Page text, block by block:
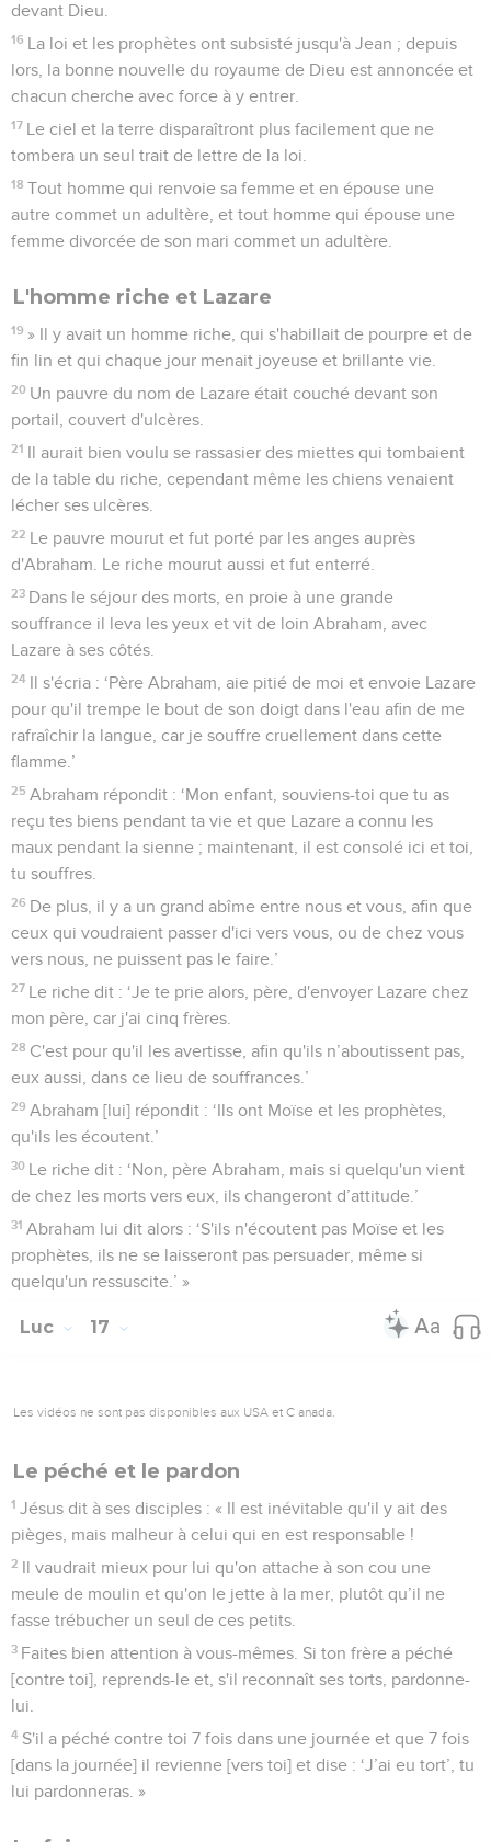
devant Dieu.
16 La loi et les prophètes ont subsisté jusqu'à Jean ; depuis
lors, la bonne nouvelle du royaume de Dieu est annoncée et
chacun cherche avec force à y entrer.
17 Le ciel et la terre disparaîtront plus facilement que ne
tombera un seul trait de lettre de la loi.
18 Tout homme qui renvoie sa femme et en épouse une
autre commet un adultère, et tout homme qui épouse une
femme divorcée de son mari commet un adultère.
L'homme riche et Lazare
19 » Il y avait un homme riche, qui s'habillait de pourpre et de
fin lin et qui chaque jour menait joyeuse et brillante vie.
20 Un pauvre du nom de Lazare était couché devant son
portail, couvert d'ulcères.
21 Il aurait bien voulu se rassasier des miettes qui tombaient
de la table du riche, cependant même les chiens venaient
lécher ses ulcères.
22 Le pauvre mourut et fut porté par les anges auprès
d'Abraham. Le riche mourut aussi et fut enterré.
23 Dans le séjour des morts, en proie à une grande
souffrance il leva les yeux et vit de loin Abraham, avec
Lazare à ses côtés.
24 Il s'écria : ‘Père Abraham, aie pitié de moi et envoie Lazare
pour qu'il trempe le bout de son doigt dans l'eau afin de me
rafraîchir la langue, car je souffre cruellement dans cette
flamme.’
25 Abraham répondit : ‘Mon enfant, souviens-toi que tu as
reçu tes biens pendant ta vie et que Lazare a connu les
maux pendant la sienne ; maintenant, il est consolé ici et toi,
tu souffres.
26 De plus, il y a un grand abîme entre nous et vous, afin que
ceux qui voudraient passer d'ici vers vous, ou de chez vous
vers nous, ne puissent pas le faire.’
27 Le riche dit : ‘Je te prie alors, père, d'envoyer Lazare chez
mon père, car j'ai cinq frères.
28 C'est pour qu'il les avertisse, afin qu'ils n’aboutissent pas,
eux aussi, dans ce lieu de souffrances.’
29 Abraham [lui] répondit : ‘Ils ont Moïse et les prophètes,
qu'ils les écoutent.’
30 Le riche dit : ‘Non, père Abraham, mais si quelqu'un vient
de chez les morts vers eux, ils changeront d’attitude.’
31 Abraham lui dit alors : ‘S'ils n'écoutent pas Moïse et les
prophètes, ils ne se laisseront pas persuader, même si
quelqu'un ressuscite.’ »
Luc 17
Les vidéos ne sont pas disponibles aux USA et C anada.
Le péché et le pardon
1 Jésus dit à ses disciples : « Il est inévitable qu'il y ait des
pièges, mais malheur à celui qui en est responsable !
2 Il vaudrait mieux pour lui qu'on attache à son cou une
meule de moulin et qu'on le jette à la mer, plutôt qu’il ne
fasse trébucher un seul de ces petits.
3 Faites bien attention à vous-mêmes. Si ton frère a péché
[contre toi], reprends-le et, s'il reconnaît ses torts, pardonne-
lui.
4 S'il a péché contre toi 7 fois dans une journée et que 7 fois
[dans la journée] il revienne [vers toi] et dise : ‘J’ai eu tort’, tu
lui pardonneras. »